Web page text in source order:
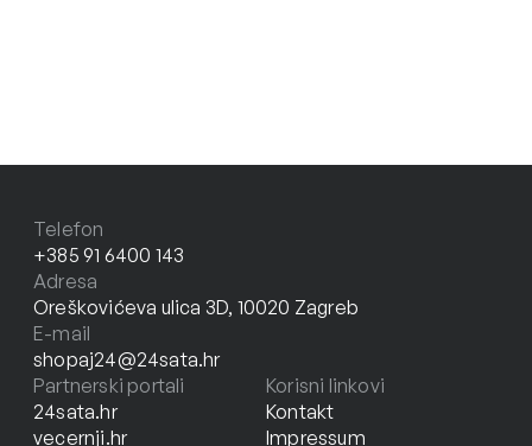
Telefon
+385 91 6400 143
Adresa
Oreškovićeva ulica 3D, 10020 Zagreb
E-mail
shopaj24@24sata.hr
Partnerski portali
24sata.hr
vecernji.hr
Korisni linkovi
Kontakt
Impressum